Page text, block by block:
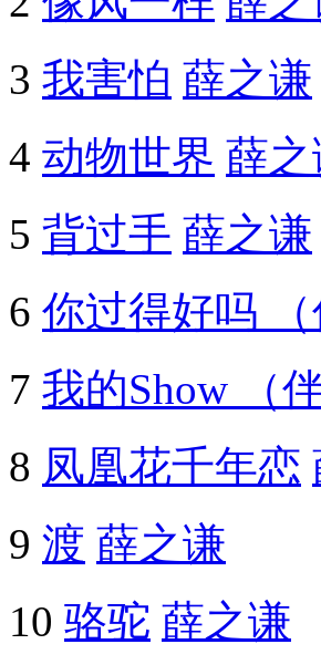
3 我害怕 薛之谦
4 动物世界 薛之
5 背过手 薛之谦
6 你过得好吗 （
7 我的Show （伴
8 凤凰花千年恋
9 渡 薛之谦
10 骆驼 薛之谦